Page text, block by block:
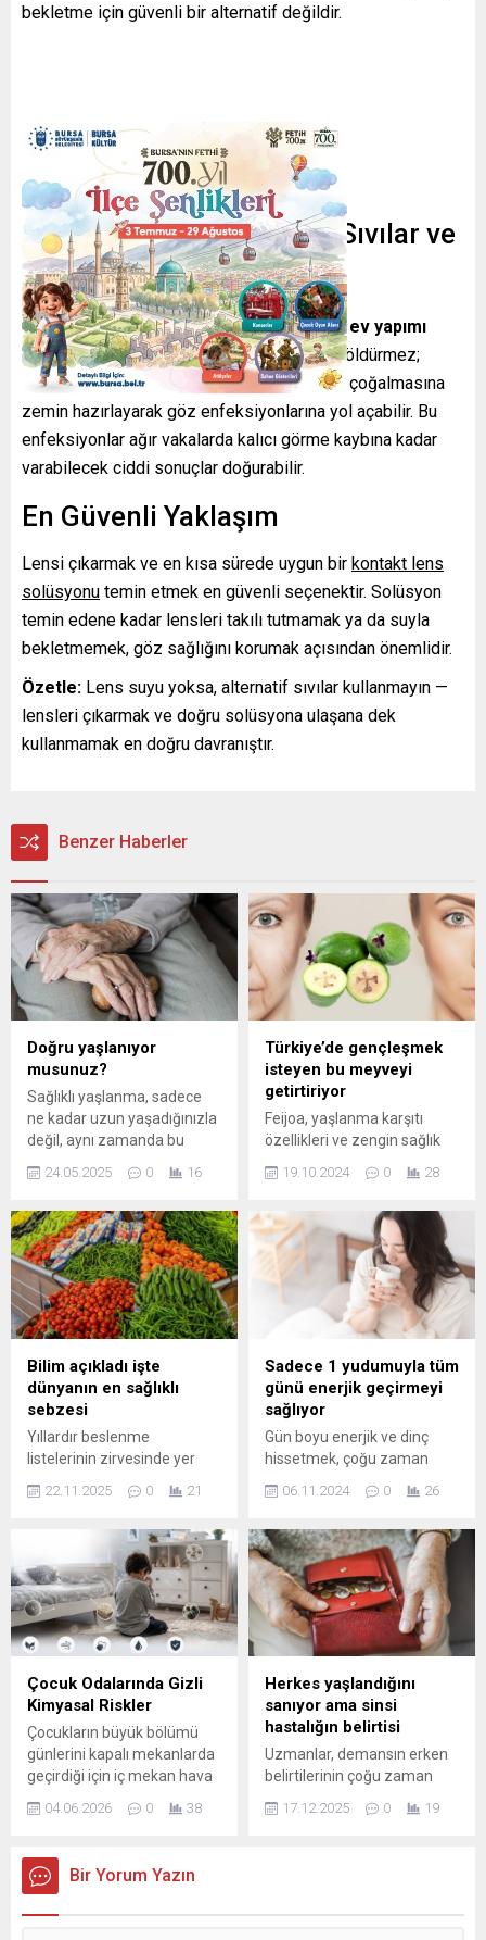
bekletme için güvenli bir alternatif değildir.
Kullanılmaması Gereken Sıvılar ve
Riskleri
Musluk suyu, maden suyu, tuzlu su veya ev yapımı
karışımlarlenslerdeki mikroorganizmaları öldürmez;
aksine bakteri, mantar ve diğer patojenlerin çoğalmasına
zemin hazırlayarak göz enfeksiyonlarına yol açabilir. Bu
enfeksiyonlar ağır vakalarda kalıcı görme kaybına kadar
varabilecek ciddi sonuçlar doğurabilir.
En Güvenli Yaklaşım
Lensi çıkarmak ve en kısa sürede uygun bir kontakt lens
solüsyonu temin etmek en güvenli seçenektir. Solüsyon
temin edene kadar lensleri takılı tutmamak ya da suyla
bekletmemek, göz sağlığını korumak açısından önemlidir.
Özetle: Lens suyu yoksa, alternatif sıvılar kullanmayın —
lensleri çıkarmak ve doğru solüsyona ulaşana dek
kullanmamak en doğru davranıştır.
Benzer Haberler
Doğru yaşlanıyor
musunuz?
Sağlıklı yaşlanma, sadece
ne kadar uzun yaşadığınızla
değil, aynı zamanda bu
süreyi nasıl geçirdiğinizle de
ilgilidir. Uzmanlar, doğru
belirlemek için önemli 5 ana
belirtiden bahsediyor. Peki,
siz doğru yaşlanıyor
musunuz?
24.05.2025 0 16
Türkiye’de gençleşmek
isteyen bu meyveyi
getirtiriyor
Feijoa, yaşlanma karşıtı
özellikleri ve zengin sağlık
faydalarıyla bilinen lezzetli
bir meyvedir. Antioksidanlar,
dolu olan bu meyve, cilt
sağlığınızı destekler ve
genel yaşam kalitenizi artırır.
19.10.2024 0 28
Bilim açıkladı işte
dünyanın en sağlıklı
sebzesi
Yıllardır beslenme
listelerinin zirvesinde yer
bilimsel analizlerle tahtını
kuruluşları ve beslenme
uzmanları tarafından
yürütülen detaylı çalışmalar,
gezegenin en yüksek besin
yoğunluğuna sahip
sebzesinin beklenenden
farklı olduğunu ortaya
koydu. Kalori başına düşen
vitamin, mineral ve
antioksidan miktarının
değerlendirilmesiyle yapılan
ölçümlerde su teresinin
diğer...
22.11.2025 0 21
Sadece 1 yudumuyla tüm
günü enerjik geçirmeyi
sağlıyor
Gün boyu enerjik ve dinç
hissetmek, çoğu zaman
ilişkilendirilir. Ancak, kahve
sağlayacak bir içecek daha
var! Sadece bir yudumuyla
tüm günü enerjik
geçirmenize yardımcı
olacak o içecek; Yeşil çay.
06.11.2024 0 26
Çocuk Odalarında Gizli
Kimyasal Riskler
Çocukların büyük bölümü
günlerini kapalı mekanlarda
geçirdiği için iç mekan hava
kalitesi, onların sağlığı
açısından kritik bir unsur
vernik ve yapıştırıcılar gibi
ürünlerden yayılan
04.06.2026 0 38
Herkes yaşlandığını
sanıyor ama sinsi
hastalığın belirtisi
Uzmanlar, demansın erken
belirtilerinin çoğu zaman
normal yaşlanma süreciyle
karıştırıldığını belirterek, bu
17.12.2025 0 19
Bir Yorum Yazın